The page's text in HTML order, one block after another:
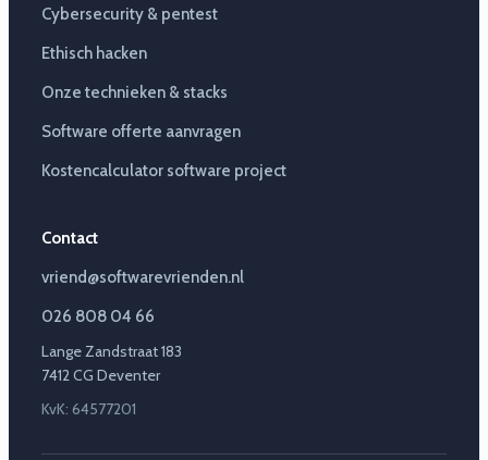
Cybersecurity & pentest
Ethisch hacken
Onze technieken & stacks
Software offerte aanvragen
Kostencalculator software project
Contact
vriend@softwarevrienden.nl
026 808 04 66
Lange Zandstraat 183
7412 CG Deventer
KvK: 64577201